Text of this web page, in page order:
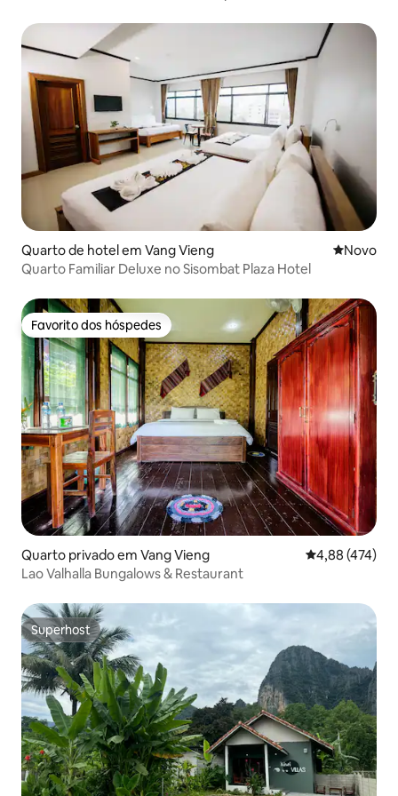
Quarto de hotel em Vang Vieng Novo
Novo
Quarto Familiar Deluxe no Sisombat Plaza Hotel
Favorito dos hóspedes
Favorito dos hóspedes
Quarto privado em Vang Vieng Classificação
4,88 (474)
Lao Valhalla Bungalows & Restaurant
Superhost
Superhost